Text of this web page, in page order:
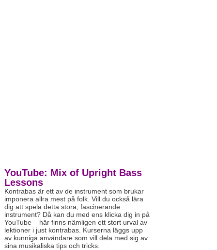
YouTube: Mix of Upright Bass
Lessons
Kontrabas är ett av de instrument som brukar
imponera allra mest på folk. Vill du också lära
dig att spela detta stora, fascinerande
instrument? Då kan du med ens klicka dig in på
YouTube – här finns nämligen ett stort urval av
lektioner i just kontrabas. Kurserna läggs upp
av kunniga användare som vill dela med sig av
sina musikaliska tips och tricks.